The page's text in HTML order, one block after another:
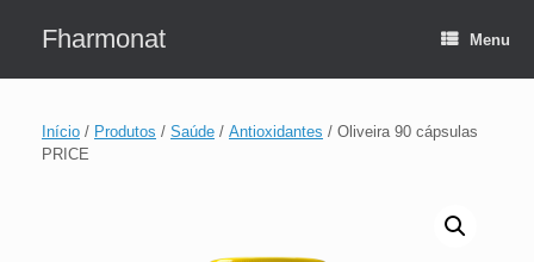
Fharmonat Menu
Início / Produtos / Saúde / Antioxidantes / Oliveira 90 cápsulas
PRICE